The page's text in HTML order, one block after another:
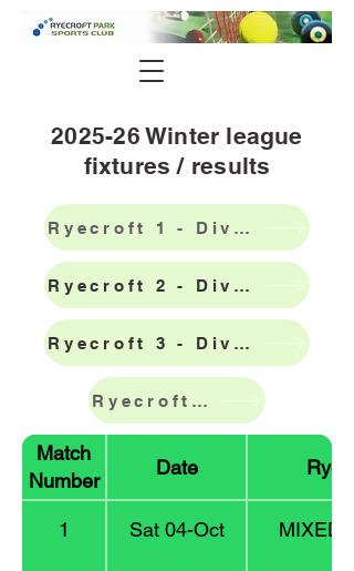
2025-26 Winter league
fixtures / results
Ryecroft 1 - Divn 4 table
Ryecroft 2 - Divn 6 table
Ryecroft 3 - Divn 9 table
Ryecroft 4 - Divn 13 table
Match
Number
Date
1 Sat 04-Oct MIXED